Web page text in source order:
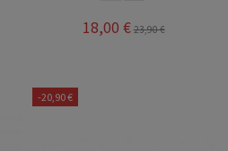
18,00 € 23,90 €
-20,90 €